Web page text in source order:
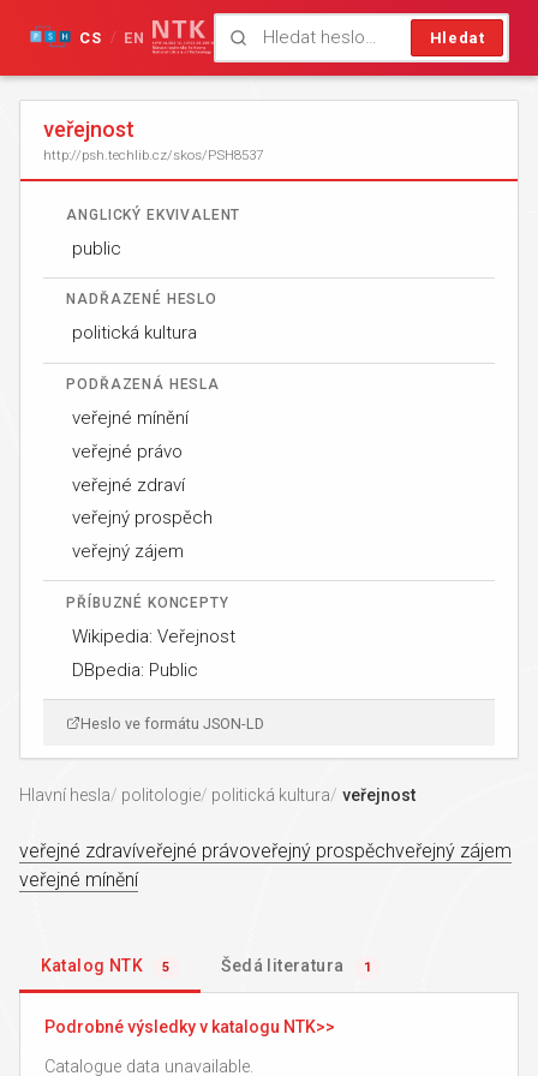
Hledat
CS / EN
veřejnost
http://psh.techlib.cz/skos/PSH8537
ANGLICKÝ EKVIVALENT
public
NADŘAZENÉ HESLO
politická kultura
PODŘAZENÁ HESLA
veřejné mínění
veřejné právo
veřejné zdraví
veřejný prospěch
veřejný zájem
PŘÍBUZNÉ KONCEPTY
Wikipedia: Veřejnost
DBpedia: Public
Heslo ve formátu JSON-LD
Hlavní hesla politologie politická kultura veřejnost
veřejné zdravíveřejné právoveřejný prospěchveřejný zájem
veřejné mínění
Katalog NTK 5 Šedá literatura 1
Podrobné výsledky v katalogu NTK
Catalogue data unavailable.